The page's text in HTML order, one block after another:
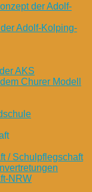
der Adolf-
Adolf-Kolping-
AKS
Churer Modell
/ Schulpflegschaft
NRW